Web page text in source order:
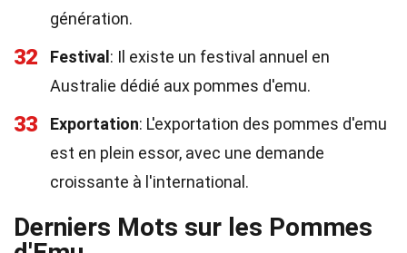
génération.
32 Festival : Il existe un festival annuel en
Australie dédié aux pommes d'emu.
33 Exportation: L'exportation des pommes d'emu
est en plein essor, avec une demande
croissante à l'international.
Derniers Mots sur les Pommes